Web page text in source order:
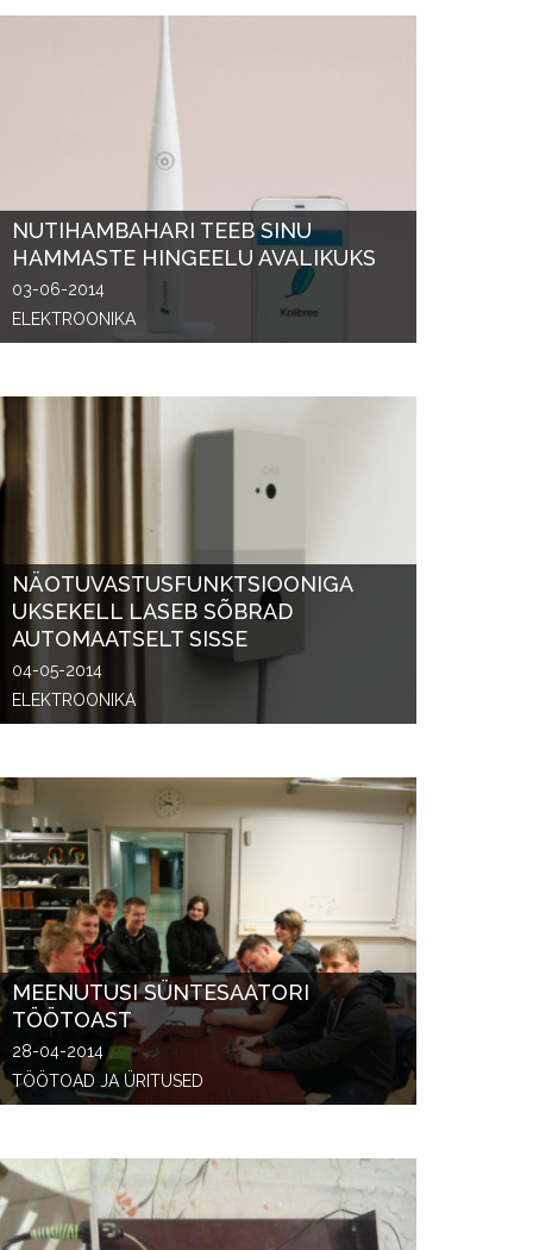
NUTIHAMBAHARI TEEB SINU
HAMMASTE HINGEELU AVALIKUKS
03-06-2014
ELEKTROONIKA
NÄOTUVASTUSFUNKTSIOONIGA
UKSEKELL LASEB SÕBRAD
AUTOMAATSELT SISSE
04-05-2014
ELEKTROONIKA
MEENUTUSI SÜNTESAATORI
TÖÖTOAST
28-04-2014
TÖÖTOAD JA ÜRITUSED